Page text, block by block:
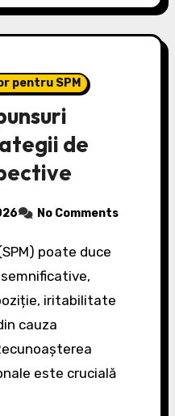
pentru SPM
de
No Comments
iritabilitate
cauza
este crucială